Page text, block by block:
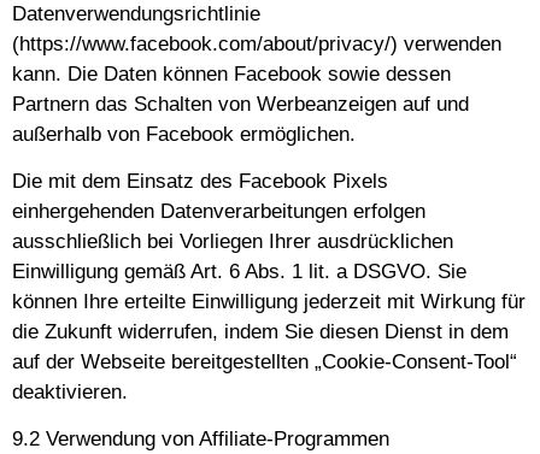
Datenverwendungsrichtlinie
(https://www.facebook.com/about/privacy/) verwenden
kann. Die Daten können Facebook sowie dessen
Partnern das Schalten von Werbeanzeigen auf und
außerhalb von Facebook ermöglichen.
Die mit dem Einsatz des Facebook Pixels
einhergehenden Datenverarbeitungen erfolgen
ausschließlich bei Vorliegen Ihrer ausdrücklichen
Einwilligung gemäß Art. 6 Abs. 1 lit. a DSGVO. Sie
können Ihre erteilte Einwilligung jederzeit mit Wirkung für
die Zukunft widerrufen, indem Sie diesen Dienst in dem
auf der Webseite bereitgestellten „Cookie-Consent-Tool“
deaktivieren.
9.2 Verwendung von Affiliate-Programmen